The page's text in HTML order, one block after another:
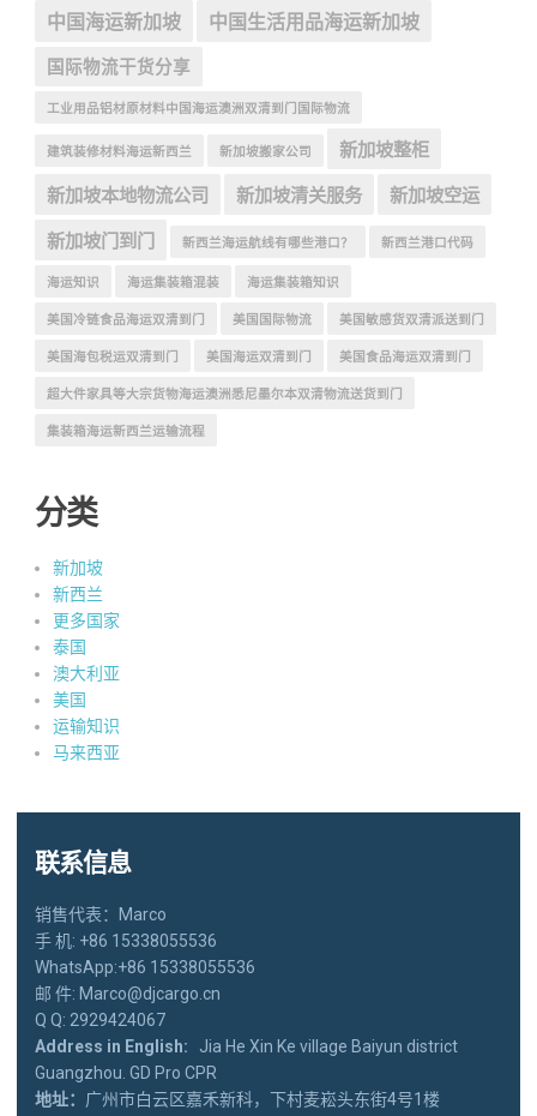
中国海运新加坡 中国生活用品海运新加坡
国际物流干货分享
工业用品铝材原材料中国海运澳洲双清到门国际物流
建筑装修材料海运新西兰 新加坡搬家公司 新加坡整柜
新加坡本地物流公司 新加坡清关服务 新加坡空运
新加坡门到门 新西兰海运航线有哪些港口？ 新西兰港口代码
海运知识 海运集装箱混装 海运集装箱知识
美国冷链食品海运双清到门 美国国际物流 美国敏感货双清派送到门
美国海包税运双清到门 美国海运双清到门 美国食品海运双清到门
超大件家具等大宗货物海运澳洲悉尼墨尔本双清物流送货到门
集装箱海运新西兰运输流程
分类
新加坡
新西兰
更多国家
泰国
澳大利亚
美国
运输知识
马来西亚
联系信息
销售代表：Marco
手 机: +86 15338055536
WhatsApp:+86 15338055536
邮 件: Marco@djcargo.cn
Q Q: 2929424067
Address in English: Jia He Xin Ke village Baiyun district
Guangzhou. GD Pro CPR
地址： 广州市白云区嘉禾新科，下村麦崧头东街4号1楼